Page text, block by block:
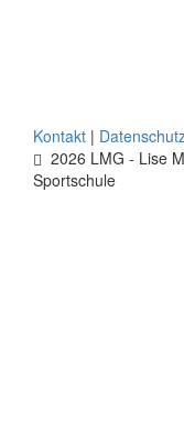
Kontakt |
2026 LMG - Lise
Sportschule